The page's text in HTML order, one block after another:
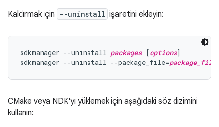
Kaldırmak için
--uninstall işaretini ekleyin:
sdkmanager --uninstall packages [options]
sdkmanager --uninstall --package_file=package_file
CMake veya NDK'yı yüklemek için aşağıdaki söz dizimini
kullanın: